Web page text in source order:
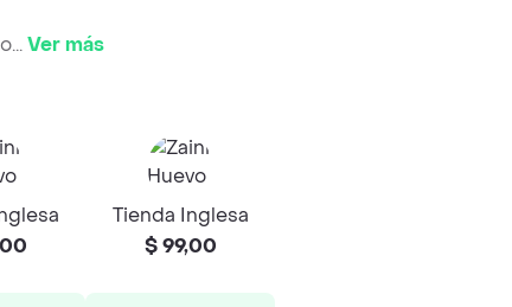
...Ver más
Tienda Inglesa
$ 99,00